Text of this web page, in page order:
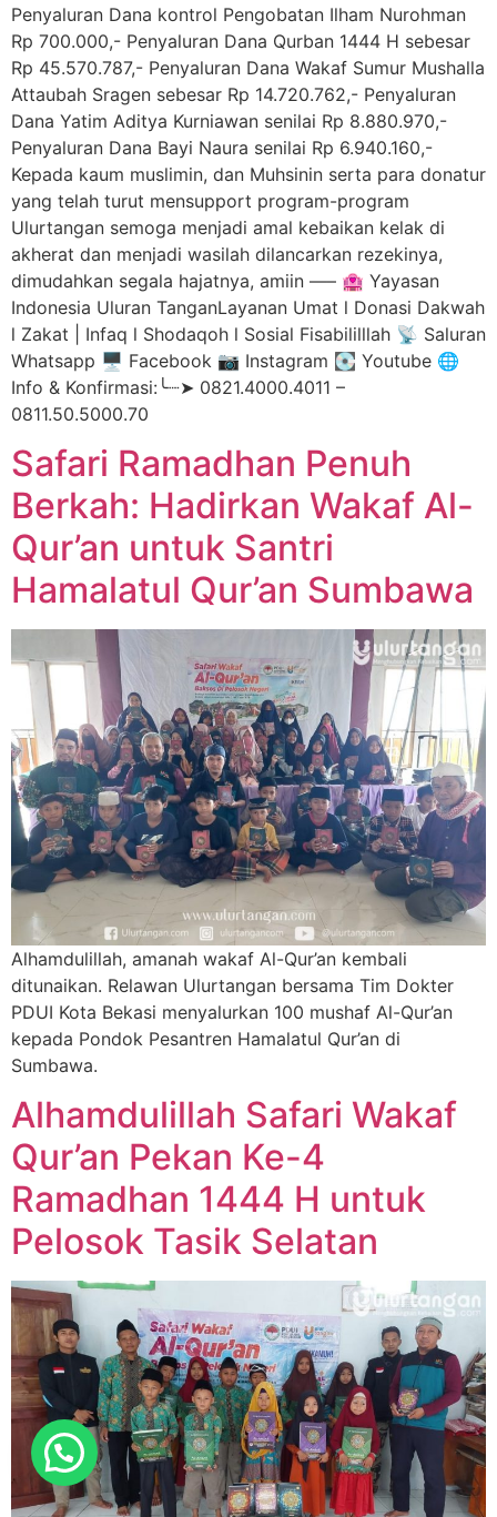
Penyaluran Dana kontrol Pengobatan Ilham Nurohman
Rp 700.000,- Penyaluran Dana Qurban 1444 H sebesar
Rp 45.570.787,- Penyaluran Dana Wakaf Sumur Mushalla
Attaubah Sragen sebesar Rp 14.720.762,- Penyaluran
Dana Yatim Aditya Kurniawan senilai Rp 8.880.970,-
Penyaluran Dana Bayi Naura senilai Rp 6.940.160,-
Kepada kaum muslimin, dan Muhsinin serta para donatur
yang telah turut mensupport program-program
Ulurtangan semoga menjadi amal kebaikan kelak di
akherat dan menjadi wasilah dilancarkan rezekinya,
dimudahkan segala hajatnya, amiin —– 🏩 Yayasan
Indonesia Uluran TanganLayanan Umat l Donasi Dakwah
l Zakat | Infaq l Shodaqoh l Sosial Fisabililllah 📡 Saluran
Whatsapp 🖥️ Facebook 📷 Instagram 💽 Youtube 🌐
Info & Konfirmasi:╰┈➤ 0821.4000.4011 –
0811.50.5000.70
Safari Ramadhan Penuh
Berkah: Hadirkan Wakaf Al-
Qur’an untuk Santri
Hamalatul Qur’an Sumbawa
Alhamdulillah, amanah wakaf Al-Qur’an kembali
ditunaikan. Relawan Ulurtangan bersama Tim Dokter
PDUI Kota Bekasi menyalurkan 100 mushaf Al-Qur’an
kepada Pondok Pesantren Hamalatul Qur’an di
Sumbawa.
Alhamdulillah Safari Wakaf
Qur’an Pekan Ke-4
Ramadhan 1444 H untuk
Pelosok Tasik Selatan